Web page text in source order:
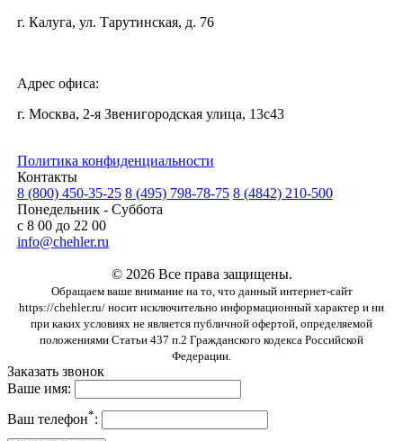
г. Калуга, ул. Тарутинская, д. 76
Адрес офиса:
г. Москва, 2-я Звенигородская улица, 13с43
Политика конфиденциальности
Контакты
8 (800) 450-35-25 8 (495) 798-78-75 8 (4842) 210-500
Понедельник - Суббота
с 8 00 до 22 00
info@chehler.ru
© 2026 Все права защищены.
Обращаем ваше внимание на то, что данный интернет-сайт
https://chehler.ru/ носит исключительно информационный характер и ни
при каких условиях не является публичной офертой, определяемой
положениями Статьи 437 п.2 Гражданского кодекса Российской
Федерации.
Заказать звонок
Ваше имя:
Ваш телефон*: